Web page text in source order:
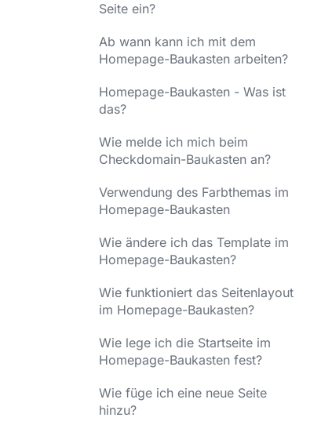
Seite ein?
Ab wann kann ich mit dem
Homepage-Baukasten arbeiten?
Homepage-Baukasten - Was ist
das?
Wie melde ich mich beim
Checkdomain-Baukasten an?
Verwendung des Farbthemas im
Homepage-Baukasten
Wie ändere ich das Template im
Homepage-Baukasten?
Wie funktioniert das Seitenlayout
im Homepage-Baukasten?
Wie lege ich die Startseite im
Homepage-Baukasten fest?
Wie füge ich eine neue Seite
hinzu?